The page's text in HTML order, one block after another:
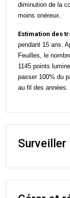
diminution de la
moins onéreux.
Estimation des
pendant 15 ans.
Feuilles, le
1145 points
passer 100% du
au fil des années.
Surveiller